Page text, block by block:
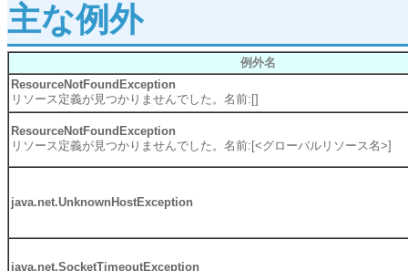
主な例外
例外名
ResourceNotFoundException
リソース定義が見つかりませんでした。名前:[]
ResourceNotFoundException
リソース定義が見つかりませんでした。名前:[<グローバルリソース名>]
java.net.UnknownHostException
java.net.SocketTimeoutException